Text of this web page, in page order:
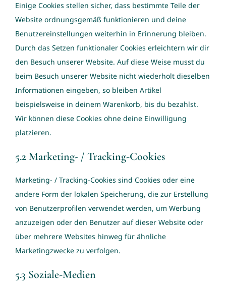
Einige Cookies stellen sicher, dass bestimmte Teile der
Website ordnungsgemäß funktionieren und deine
Benutzereinstellungen weiterhin in Erinnerung bleiben.
Durch das Setzen funktionaler Cookies erleichtern wir dir
den Besuch unserer Website. Auf diese Weise musst du
beim Besuch unserer Website nicht wiederholt dieselben
Informationen eingeben, so bleiben Artikel
beispielsweise in deinem Warenkorb, bis du bezahlst.
Wir können diese Cookies ohne deine Einwilligung
platzieren.
5.2 Marketing- / Tracking-Cookies
Marketing- / Tracking-Cookies sind Cookies oder eine
andere Form der lokalen Speicherung, die zur Erstellung
von Benutzerprofilen verwendet werden, um Werbung
anzuzeigen oder den Benutzer auf dieser Website oder
über mehrere Websites hinweg für ähnliche
Marketingzwecke zu verfolgen.
5.3 Soziale-Medien